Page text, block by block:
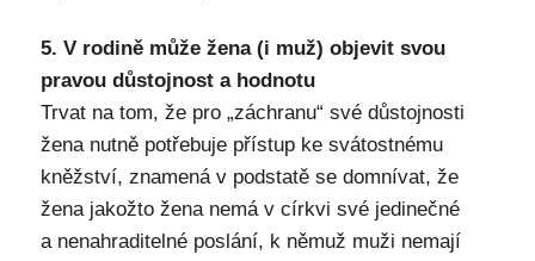
5. V rodině může žena (i muž) objevit svou
pravou důstojnost a hodnotu
Trvat na tom, že pro „záchranu“ své důstojnosti
žena nutně potřebuje přístup ke svátostnému
kněžství, znamená v podstatě se domnívat, že
žena jakožto žena nemá v církvi své jedinečné
a nenahraditelné poslání, k němuž muži nemají